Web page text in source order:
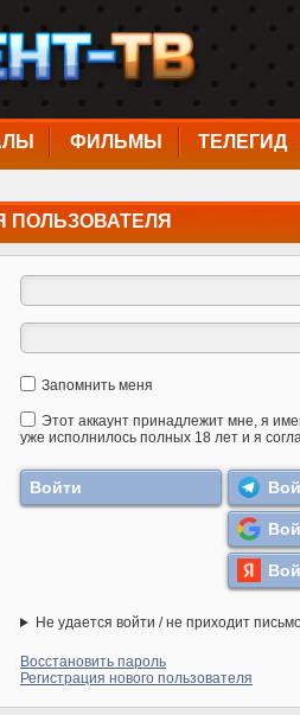
ФИЛЬМЫ ТЕЛЕГИД
ПОЛЬЗОВАТЕЛЯ
Запомнить меня
Этот аккаунт принадлежит мне, я
уже исполнилось полных 18 лет и я
Не удается войти / не приходит
Восстановить пароль
Регистрация нового пользователя